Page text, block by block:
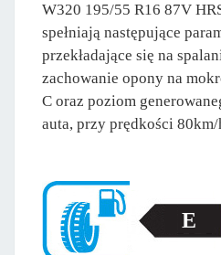
W320 195/55 R16 87V
spełniają następujące
przekładające się na
zachowanie opony na
C oraz poziom
auta, przy prędkości
E